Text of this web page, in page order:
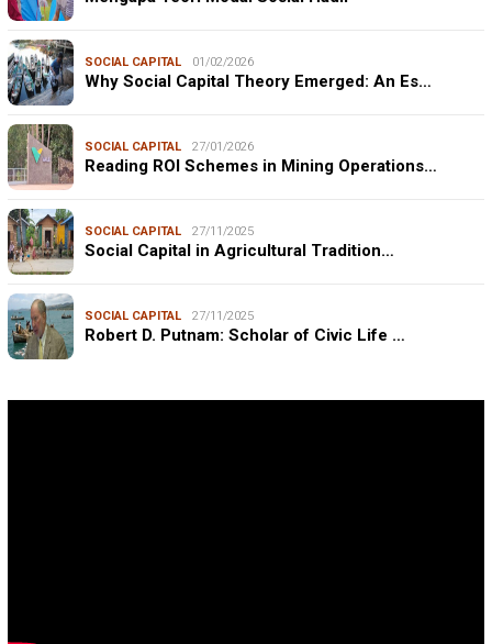
SOCIAL CAPITAL 01/02/2026
Why Social Capital Theory Emerged: An Es…
SOCIAL CAPITAL 27/01/2026
Reading ROI Schemes in Mining Operations…
SOCIAL CAPITAL 27/11/2025
Social Capital in Agricultural Tradition…
SOCIAL CAPITAL 27/11/2025
Robert D. Putnam: Scholar of Civic Life …